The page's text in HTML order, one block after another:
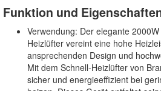
Funktion und
Verwendung: Der elegante
Heizlüfter vereint eine hohe
ansprechenden Design und
Mit dem Schnell-Heizlüfter von
sicher und energieeffizient bei